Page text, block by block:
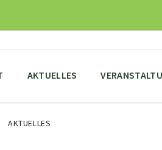
AKTUELLES
AKTUELLES